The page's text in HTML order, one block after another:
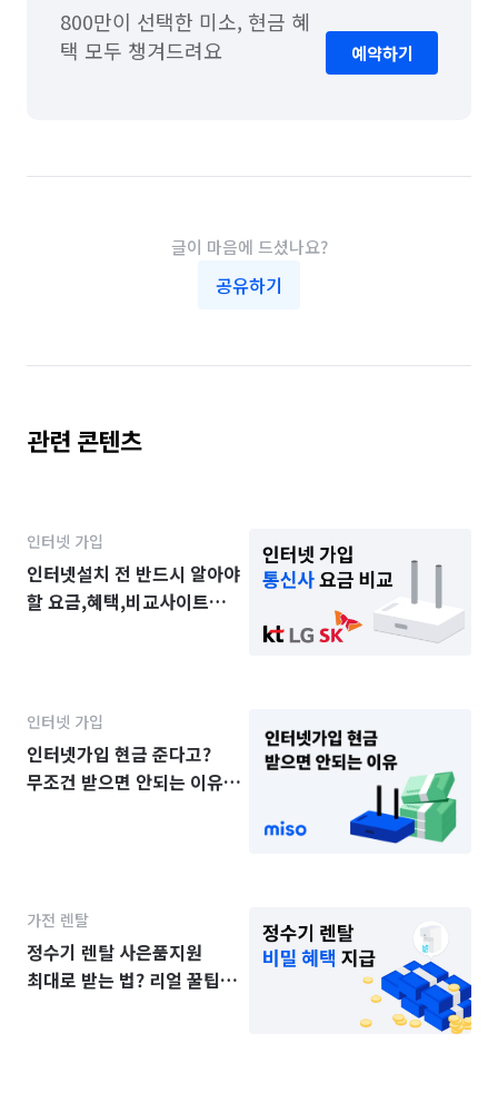
800만이 선택한 미소, 현금 혜
택 모두 챙겨드려요
예약하기
글이 마음에 드셨나요?
공유하기
관련 콘텐츠
인터넷 가입
인터넷설치 전 반드시 알아야
할 요금,혜택,비교사이트
인터넷 가입
인터넷가입 현금 준다고?
무조건 받으면 안되는 이유
가전 렌탈
정수기 렌탈 사은품지원
최대로 받는 법? 리얼 꿀팁